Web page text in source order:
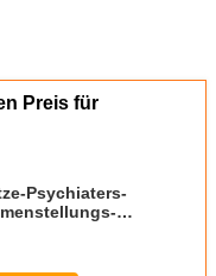
Preis für
Psychiaters-